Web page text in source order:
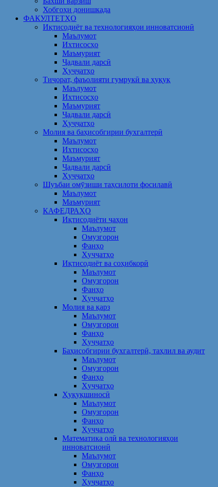
Хобгоҳи донишкада
ФАКУЛТЕТҲО
Иқтисодиёт ва технологияҳои инноватсионӣ
Маълумот
Ихтисосҳо
Маъмурият
Ҷадвали дарсӣ
Ҳуҷҷатҳо
Тиҷорат, фаъолияти гумрукӣ ва ҳуқуқ
Маълумот
Ихтисосҳо
Маъмурият
Ҷадвали дарсӣ
Ҳуҷҷатҳо
Молия ва баҳисобгирии бухгалтерӣ
Маълумот
Ихтисосҳо
Маъмурият
Ҷадвали дарсӣ
Ҳуҷҷатҳо
Шуъбаи омӯзиши таҳсилоти фосилавӣ
Маълумот
Маъмурият
КАФЕДРАҲО
Иқтисодиёти ҷаҳон
Маълумот
Омузгорон
Фанҳо
Ҳуҷҷатҳо
Иқтисодиёт ва соҳибкорӣ
Маълумот
Омузгорон
Фанҳо
Ҳуҷҷатҳо
Молия ва қарз
Маълумот
Омузгорон
Фанҳо
Ҳуҷҷатҳо
Баҳисобгирии бухгалтерӣ, таҳлил ва аудит
Маълумот
Омузгорон
Фанҳо
Ҳуҷҷатҳо
Ҳуқуқшиносӣ
Маълумот
Омузгорон
Фанҳо
Ҳуҷҷатҳо
Математика олӣ ва технологияҳои
инноватсионӣ
Маълумот
Омузгорон
Фанҳо
Ҳуҷҷатҳо